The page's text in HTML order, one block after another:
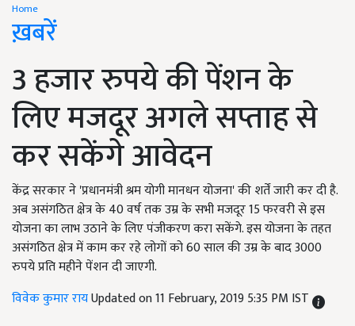
Home
ख़बरें
3 हजार रुपये की पेंशन के
लिए मजदूर अगले सप्ताह से
कर सकेंगे आवेदन
केंद्र सरकार ने 'प्रधानमंत्री श्रम योगी मानधन योजना' की शर्तें जारी कर दी है.
अब असंगठित क्षेत्र के 40 वर्ष तक उम्र के सभी मजदूर 15 फरवरी से इस
योजना का लाभ उठाने के लिए पंजीकरण करा सकेंगे. इस योजना के तहत
असंगठित क्षेत्र में काम कर रहे लोगों को 60 साल की उम्र के बाद 3000
रुपये प्रति महीने पेंशन दी जाएगी.
विवेक कुमार रायUpdated on 11 February, 2019 5:35 PM IST